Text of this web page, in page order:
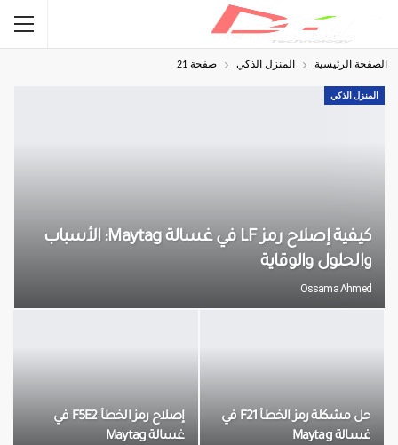
الصفحة الرئيسية المنزل الذكي صفحة 21
المنزل الذكي
كيفية إصلاح رمز LF في غسالة Maytag: الأسباب
والحلول والوقاية
Ossama Ahmed
حل مشكلة رمز الخطأ F21 في
غسالة Maytag
إصلاح رمز الخطأ F5E2 في
غسالة Maytag